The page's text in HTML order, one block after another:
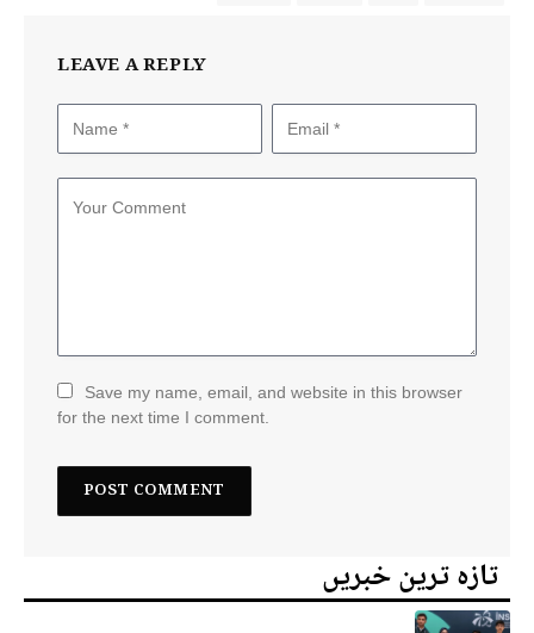
LEAVE A REPLY
Save my name, email, and website in this browser
for the next time I comment.
تازہ ترین خبریں